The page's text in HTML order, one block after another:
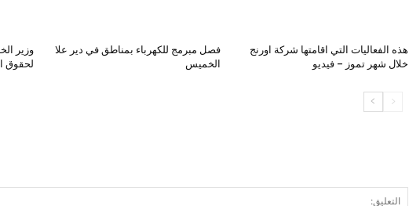
هذه الفعاليات التي اقامتها شركة اورنج
خلال شهر تموز – فيديو
فصل مبرمج للكهرباء بمناطق في دير علا
الخميس
وزير
لحقوق